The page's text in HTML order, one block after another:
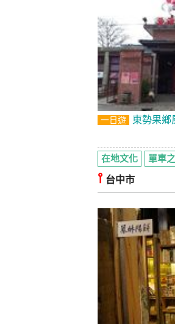
一日遊 東勢果鄉
在地文化 單車
⫯ 台中市